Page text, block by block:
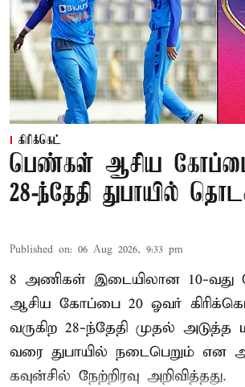
கிரிக்கெட்
பெண்கள் ஆசிய கோப்பை
28-ந்தேதி துபாயில்
Published on: 06 Aug 2026, 9:33 pm
8 அணிகள் இடையிலான 10-
ஆசிய கோப்பை 20 ஓவர்
வருகிற 28-ந்தேதி முதல் அடுத்த
வரை துபாயில் நடைபெறும் என
கவுன்சில் நேற்றிரவு அறிவித்தது.